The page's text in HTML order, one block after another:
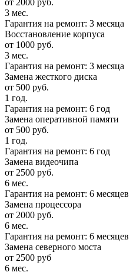
от 2000 руб.
3 мес.
Гарантия на ремонт: 3 месяца
Восстановление корпуса
от 1000 руб.
3 мес.
Гарантия на ремонт: 3 месяца
Замена жесткого диска
от 500 руб.
1 год.
Гарантия на ремонт: 6 год
Замена оперативной памяти
от 500 руб.
1 год.
Гарантия на ремонт: 6 год
Замена видеочипа
от 2500 руб.
6 мес.
Гарантия на ремонт: 6 месяцев
Замена процессора
от 2000 руб.
6 мес.
Гарантия на ремонт: 6 месяцев
Замена северного моста
от 2500 руб
6 мес.